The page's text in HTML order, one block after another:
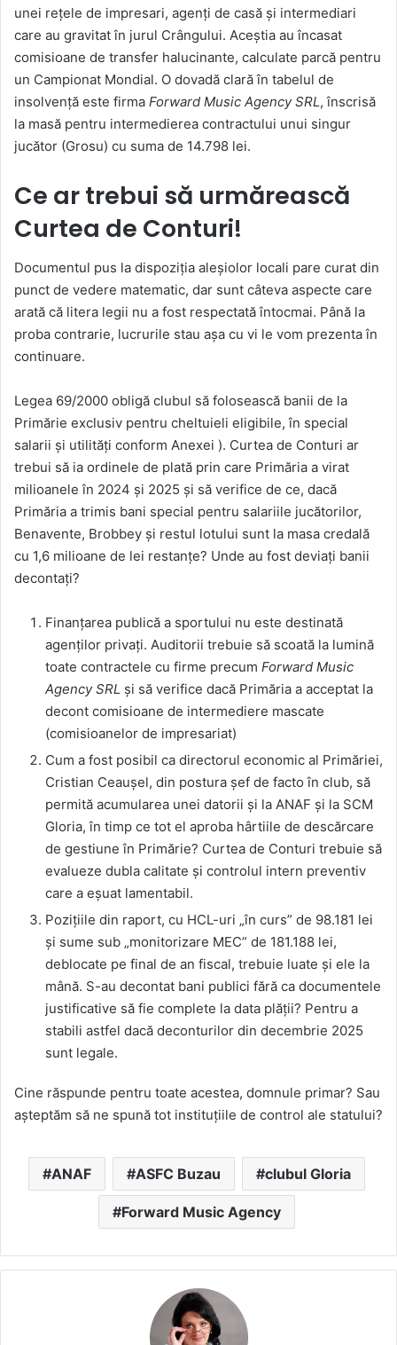
unei rețele de impresari, agenți de casă și intermediari
care au gravitat în jurul Crângului. Aceștia au încasat
comisioane de transfer halucinante, calculate parcă pentru
un Campionat Mondial. O dovadă clară în tabelul de
insolvență este firma Forward Music Agency SRL, înscrisă
la masă pentru intermedierea contractului unui singur
jucător (Grosu) cu suma de 14.798 lei.
Ce ar trebui să urmărească
Curtea de Conturi!
Documentul pus la dispoziția aleșiolor locali pare curat din
punct de vedere matematic, dar sunt câteva aspecte care
arată că litera legii nu a fost respectată întocmai. Până la
proba contrarie, lucrurile stau așa cu vi le vom prezenta în
continuare.
Legea 69/2000 obligă clubul să folosească banii de la
Primărie exclusiv pentru cheltuieli eligibile, în special
salarii și utilități conform Anexei ). Curtea de Conturi ar
trebui să ia ordinele de plată prin care Primăria a virat
milioanele în 2024 și 2025 și să verifice de ce, dacă
Primăria a trimis bani special pentru salariile jucătorilor,
Benavente, Brobbey și restul lotului sunt la masa credală
cu 1,6 milioane de lei restanțe? Unde au fost deviați banii
decontați?
Finanțarea publică a sportului nu este destinată
agenților privați. Auditorii trebuie să scoată la lumină
toate contractele cu firme precum Forward Music
Agency SRL și să verifice dacă Primăria a acceptat la
decont comisioane de intermediere mascate
(comisioanelor de impresariat)
Cum a fost posibil ca directorul economic al Primăriei,
Cristian Ceaușel, din postura șef de facto în club, să
permită acumularea unei datorii și la ANAF și la SCM
Gloria, în timp ce tot el aproba hârtiile de descărcare
de gestiune în Primărie? Curtea de Conturi trebuie să
evalueze dubla calitate și controlul intern preventiv
care a eșuat lamentabil.
Pozițiile din raport, cu HCL-uri „în curs” de 98.181 lei
și sume sub „monitorizare MEC” de 181.188 lei,
deblocate pe final de an fiscal, trebuie luate și ele la
mână. S-au decontat bani publici fără ca documentele
justificative să fie complete la data plății? Pentru a
stabili astfel dacă deconturilor din decembrie 2025
sunt legale.
Cine răspunde pentru toate acestea, domnule primar? Sau
așteptăm să ne spună tot instituțiile de control ale statului?
ANAF ASFC Buzau clubul Gloria
Forward Music Agency